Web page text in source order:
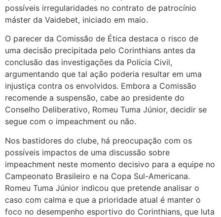
possíveis irregularidades no contrato de patrocínio
máster da Vaidebet, iniciado em maio.
O parecer da Comissão de Ética destaca o risco de
uma decisão precipitada pelo Corinthians antes da
conclusão das investigações da Polícia Civil,
argumentando que tal ação poderia resultar em uma
injustiça contra os envolvidos. Embora a Comissão
recomende a suspensão, cabe ao presidente do
Conselho Deliberativo, Romeu Tuma Júnior, decidir se
segue com o impeachment ou não.
Nos bastidores do clube, há preocupação com os
possíveis impactos de uma discussão sobre
impeachment neste momento decisivo para a equipe no
Campeonato Brasileiro e na Copa Sul-Americana.
Romeu Tuma Júnior indicou que pretende analisar o
caso com calma e que a prioridade atual é manter o
foco no desempenho esportivo do Corinthians, que luta